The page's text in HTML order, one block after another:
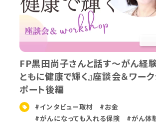
FP黒田尚子さんと話す〜がん経
ともに健康で輝く』座談会＆ワー
ポート後編
#インタビュー取材
#お金
#がんになっても入れる保険
#がん体